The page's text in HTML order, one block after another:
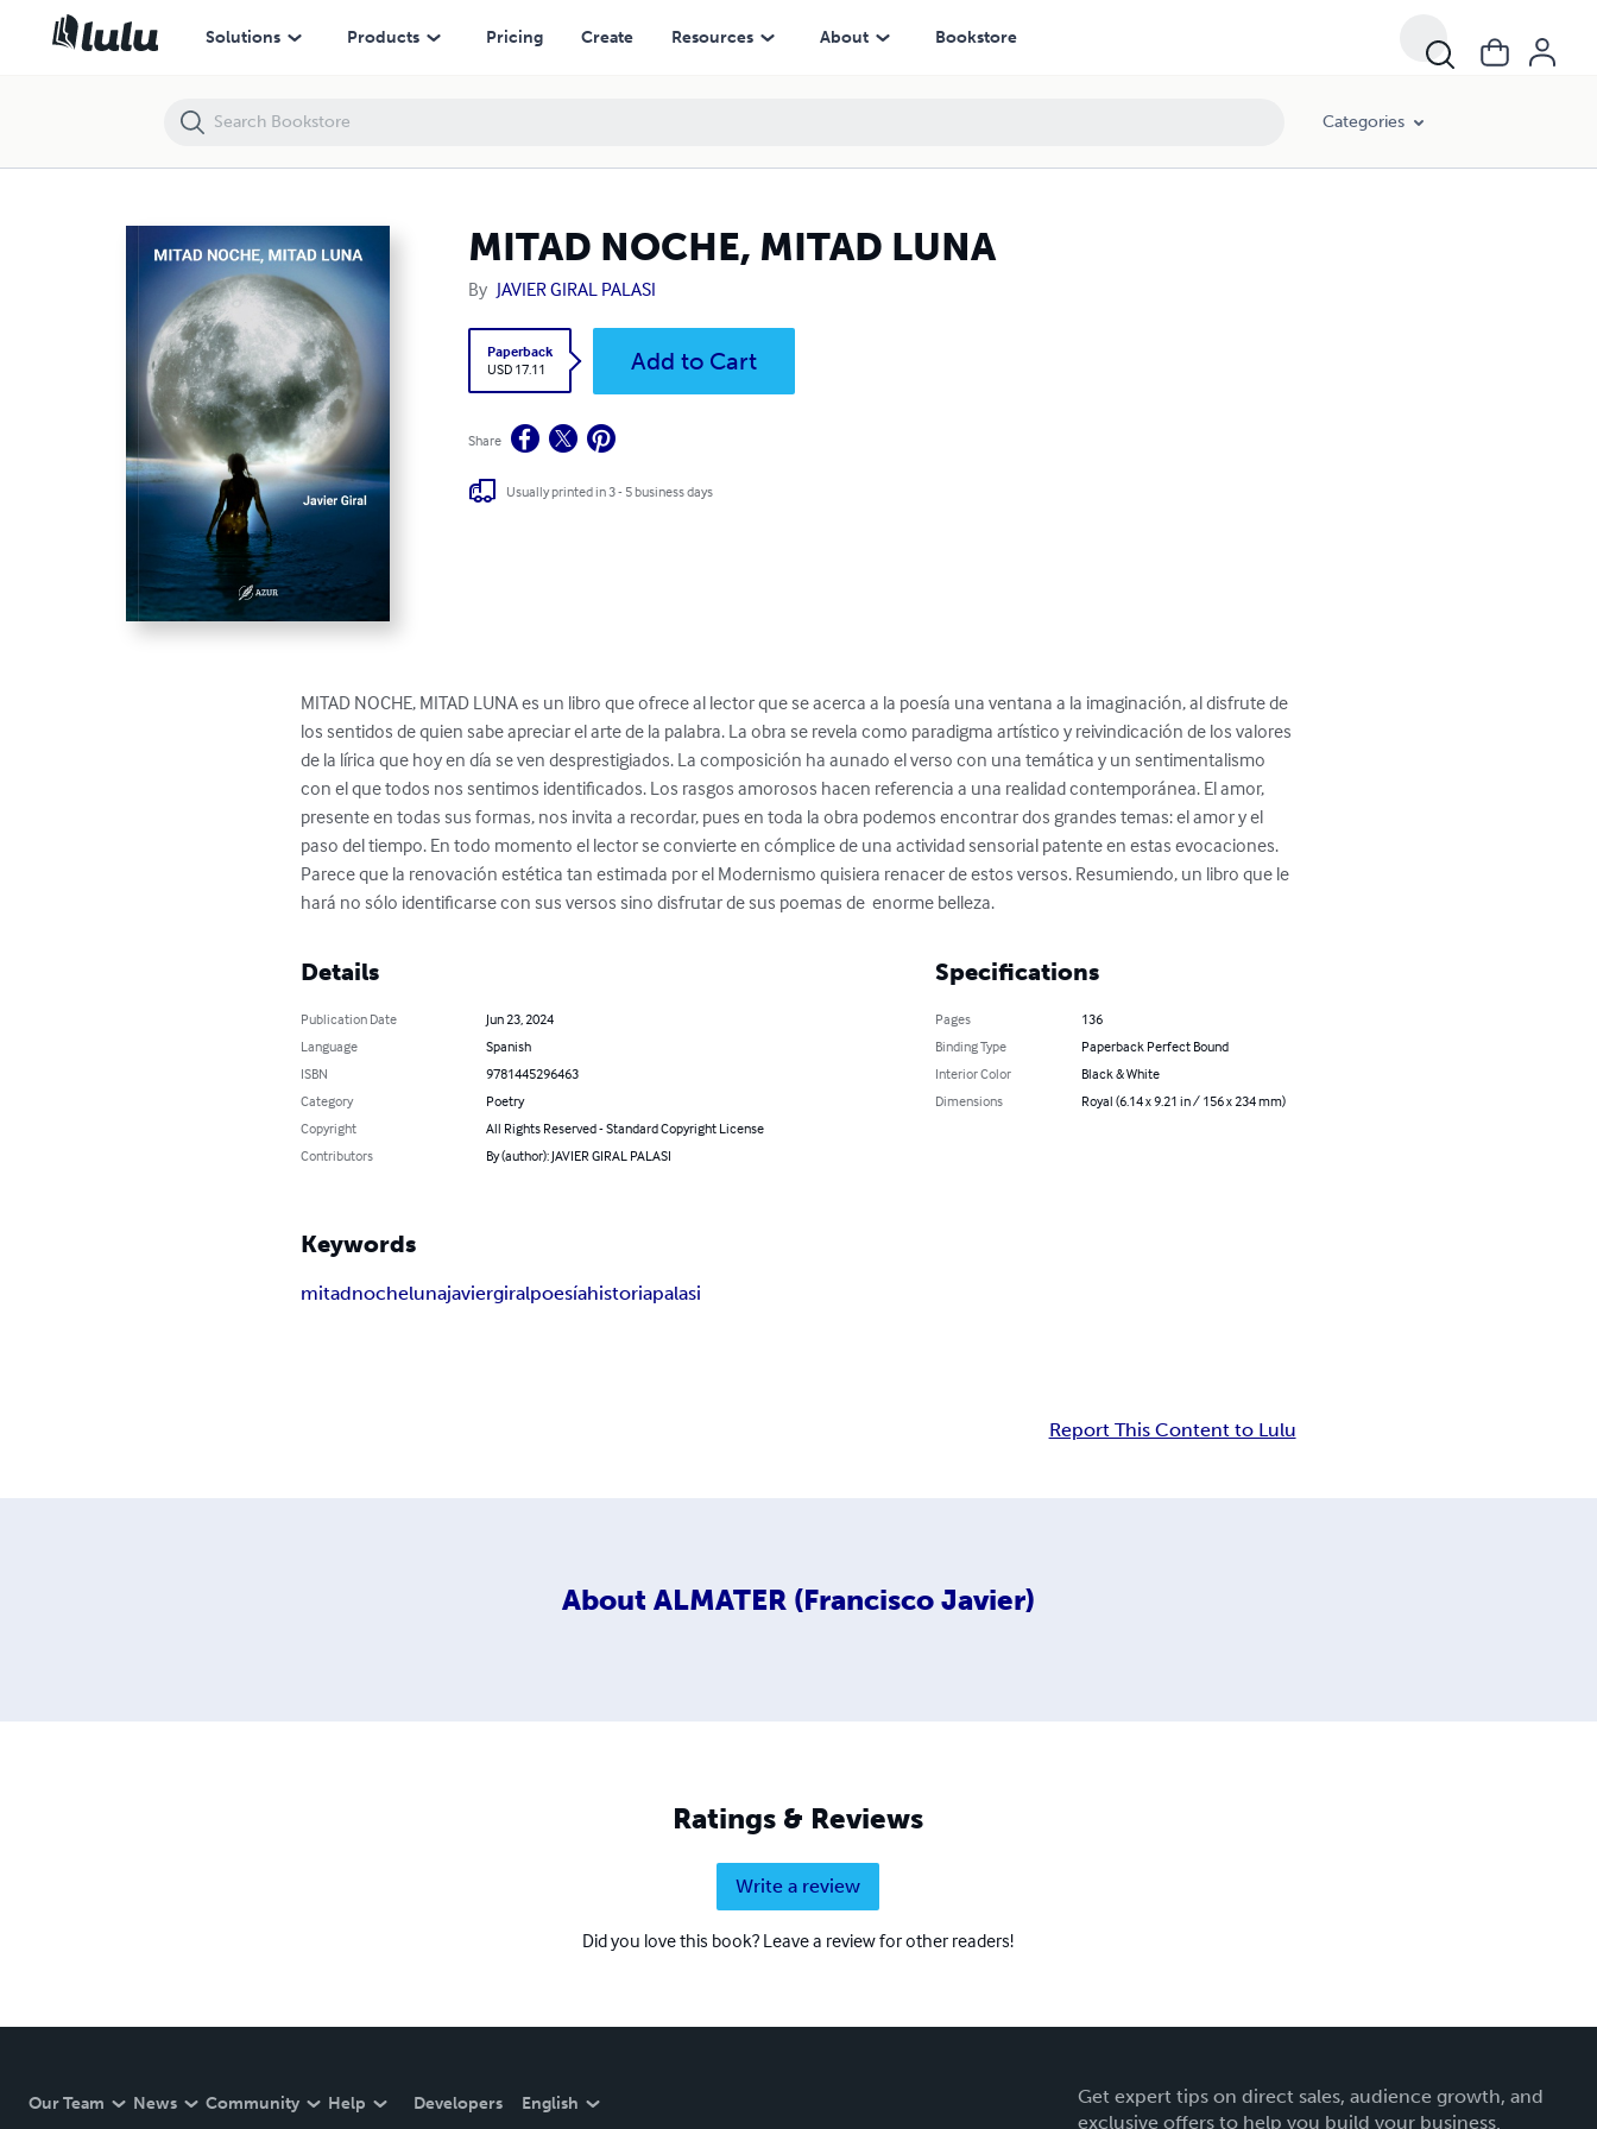
Solutions Products Pricing Create Resources About Bookstore
Categories
MITAD NOCHE, MITAD LUNA
By JAVIER GIRAL PALASI
Paperback
USD 17.11
Add to Cart
Share
Usually printed in 3 - 5 business days
MITAD NOCHE, MITAD LUNA es un libro que ofrece al lector que se acerca a la poesía una ventana a la imaginación, al disfrute de
los sentidos de quien sabe apreciar el arte de la palabra. La obra se revela como paradigma artístico y reivindicación de los valores
de la lírica que hoy en día se ven desprestigiados. La composición ha aunado el verso con una temática y un sentimentalismo
con el que todos nos sentimos identificados. Los rasgos amorosos hacen referencia a una realidad contemporánea. El amor,
presente en todas sus formas, nos invita a recordar, pues en toda la obra podemos encontrar dos grandes temas: el amor y el
paso del tiempo. En todo momento el lector se convierte en cómplice de una actividad sensorial patente en estas evocaciones.
Parece que la renovación estética tan estimada por el Modernismo quisiera renacer de estos versos. Resumiendo, un libro que le
hará no sólo identificarse con sus versos sino disfrutar de sus poemas de  enorme belleza.
Details
Publication Date
Jun 23, 2024
Language
Spanish
ISBN
9781445296463
Category
Poetry
Copyright
All Rights Reserved - Standard Copyright License
Contributors
By (author): JAVIER GIRAL PALASI
Specifications
Pages
136
Binding Type
Paperback Perfect Bound
Interior Color
Black & White
Dimensions
Royal (6.14 x 9.21 in / 156 x 234 mm)
Keywords
mitadnochelunajaviergiralpoesíahistoriapalasi
Report This Content to Lulu
About ALMATER (Francisco Javier)
Ratings & Reviews
Write a review
Did you love this book? Leave a review for other readers!
Our Team News Community Help Developers English
Get expert tips on direct sales, audience growth, and
exclusive offers to help you build your business.
MITAD NOCHE, MITAD LUNA